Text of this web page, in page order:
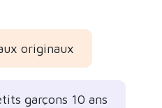
originaux
garçons 10 ans